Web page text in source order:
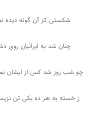
شکستی کز آن گونه دیده
چنان شد به ایرانیان روی
چو شب روز شد کس از ایشان
ز خسته به هر ده یکی تن